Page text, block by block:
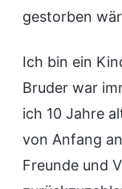
gestorben
Ich bin ein
Bruder war
ich 10 Jahre
von Anfang
Freunde und